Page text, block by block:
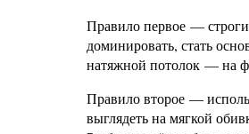
Правило первое —
доминировать, стать
натяжной потолок — на
Правило второе —
выглядеть на мягкой